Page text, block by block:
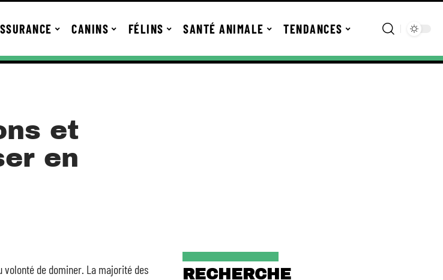
CANINS FÉLINS SANTÉ ANIMALE TENDANCES
et
en
volonté de dominer. La majorité des
RECHERCHE